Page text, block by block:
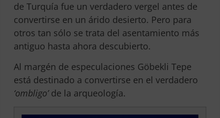
de Turquía fue un verdadero vergel antes de
convertirse en un árido desierto. Pero para
otros tan sólo se trata del asentamiento más
antiguo hasta ahora descubierto.
Al margén de especulaciones Göbekli Tepe
está destinado a convertirse en el verdadero
‘ombligo’de la arqueología.